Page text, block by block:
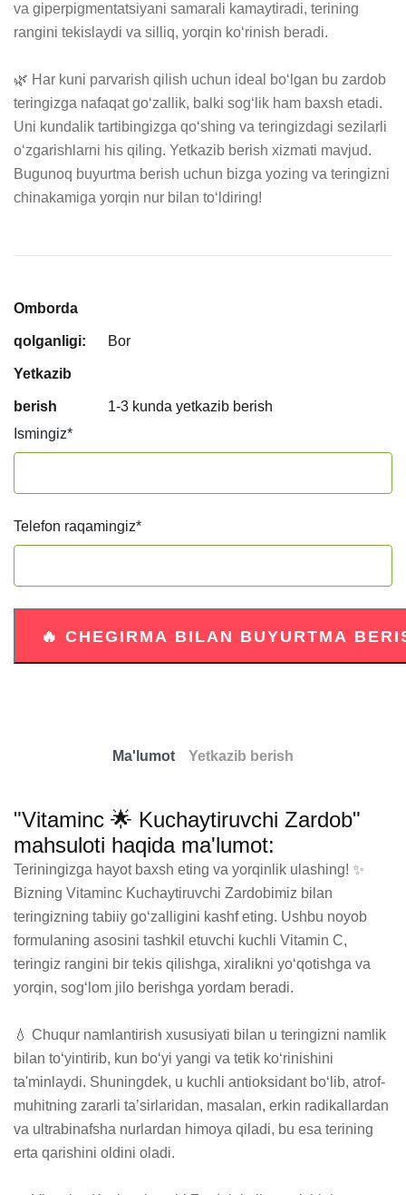
va giperpigmentatsiyani samarali kamaytiradi, terining
rangini tekislaydi va silliq, yorqin ko‘rinish beradi.
🌿 Har kuni parvarish qilish uchun ideal bo‘lgan bu zardob
teringizga nafaqat go‘zallik, balki sog‘lik ham baxsh etadi.
Uni kundalik tartibingizga qo‘shing va teringizdagi sezilarli
o‘zgarishlarni his qiling. Yetkazib berish xizmati mavjud.
Bugunoq buyurtma berish uchun bizga yozing va teringizni
chinakamiga yorqin nur bilan to‘ldiring!
Omborda
qolganligi: Bor
Yetkazib
berish
1-3 kunda yetkazib berish
Ismingiz*
Telefon raqamingiz*
Ma'lumot Yetkazib berish
"Vitaminc 🌟 Kuchaytiruvchi Zardob"
mahsuloti haqida ma'lumot:
Teriningizga hayot baxsh eting va yorqinlik ulashing! ✨
Bizning Vitaminc Kuchaytiruvchi Zardobimiz bilan
teringizning tabiiy go‘zalligini kashf eting. Ushbu noyob
formulaning asosini tashkil etuvchi kuchli Vitamin C,
teringiz rangini bir tekis qilishga, xiralikni yo‘qotishga va
yorqin, sog‘lom jilo berishga yordam beradi.
💧 Chuqur namlantirish xususiyati bilan u teringizni namlik
bilan to‘yintirib, kun bo‘yi yangi va tetik ko‘rinishini
ta'minlaydi. Shuningdek, u kuchli antioksidant bo‘lib, atrof-
muhitning zararli ta’sirlaridan, masalan, erkin radikallardan
va ultrabinafsha nurlardan himoya qiladi, bu esa terining
erta qarishini oldini oladi.